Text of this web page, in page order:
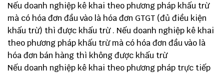
Nếu doanh nghiệp kê khai theo phương pháp khấu trừ
mà có hóa đơn đầu vào là hóa đơn GTGT (đủ điều kiện
khấu trừ) thì được khấu trừ . Nếu doanh nghiệp kê khai
theo phương pháp khấu trừ mà có hóa đơn đầu vào là
hóa đơn bán hàng thì không được khấu trừ
Nếu doanh nghiệp kê khai theo phương pháp trực tiếp